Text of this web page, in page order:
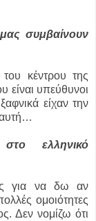
συμβαίνουν
κέντρου της
είναι υπεύθυνοι
είχαν την
ελληνικό
για να δω αν
ομοιότητες
Δεν νομίζω ότι